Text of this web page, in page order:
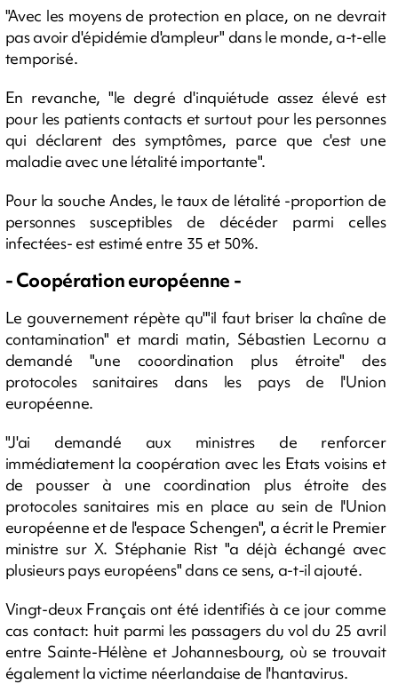
"Avec les moyens de protection en place, on ne devrait
pas avoir d'épidémie d'ampleur" dans le monde, a-t-elle
temporisé.
En revanche, "le degré d'inquiétude assez élevé est
pour les patients contacts et surtout pour les personnes
qui déclarent des symptômes, parce que c'est une
maladie avec une létalité importante".
Pour la souche Andes, le taux de létalité -proportion de
personnes susceptibles de décéder parmi celles
infectées- est estimé entre 35 et 50%.
- Coopération européenne -
Le gouvernement répète qu'"il faut briser la chaîne de
contamination" et mardi matin, Sébastien Lecornu a
demandé "une cooordination plus étroite" des
protocoles sanitaires dans les pays de l'Union
européenne.
"J'ai demandé aux ministres de renforcer
immédiatement la coopération avec les Etats voisins et
de pousser à une coordination plus étroite des
protocoles sanitaires mis en place au sein de l'Union
européenne et de l'espace Schengen", a écrit le Premier
ministre sur X. Stéphanie Rist "a déjà échangé avec
plusieurs pays européens" dans ce sens, a-t-il ajouté.
Vingt-deux Français ont été identifiés à ce jour comme
cas contact: huit parmi les passagers du vol du 25 avril
entre Sainte-Hélène et Johannesbourg, où se trouvait
également la victime néerlandaise de l'hantavirus.